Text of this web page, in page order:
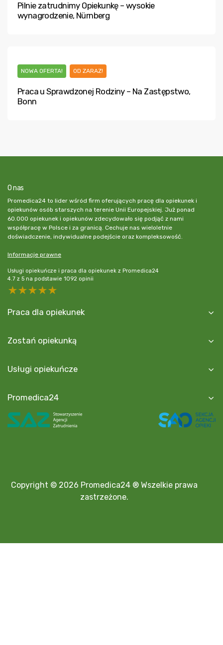
Pilnie zatrudnimy Opiekunkę – wysokie
wynagrodzenie, Nürnberg
NOWA OFERTA! OD ZARAZ!
Praca u Sprawdzonej Rodziny – Na Zastępstwo,
Bonn
O nas
Promedica24 to lider wśród firm oferujących pracę dla opiekunek i
opiekunów osób starszych na terenie Unii Europejskiej. Już ponad
60.000 opiekunek i opiekunów zdecydowało się podjąć z nami
współpracę w Polsce i za granicą. Cechuje nas wieloletnie
doświadczenie, indywidualne podejście oraz kompleksowość.
Informacje prawne
Usługi opiekuńcze i praca dla opiekunek z Promedica24
4.7 z 5 na podstawie 1092 opinii
5 stars
4 stars
3 stars
2 stars
Praca dla opiekunek
Zostań opiekunką
Usługi opiekuńcze
Promedica24
Copyright © 2026 Promedica24 ® Wszelkie prawa
zastrzeżone.